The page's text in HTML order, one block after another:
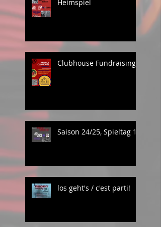
Heimspiel
Clubhouse Fundraising
Saison 24/25, Spieltag 1
los geht's / c'est parti!